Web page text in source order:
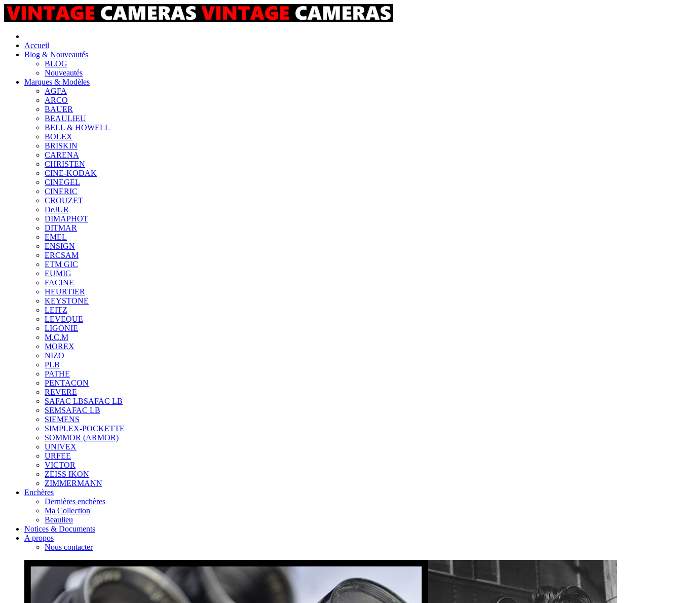
Accueil
Blog & Nouveautés
BLOG
Nouveautés
Marques & Modèles
AGFA
ARCO
BAUER
BEAULIEU
BELL & HOWELL
BOLEX
BRISKIN
CARENA
CHRISTEN
CINE-KODAK
CINEGEL
CINERIC
CROUZET
DeJUR
DIMAPHOT
DITMAR
EMEL
ENSIGN
ERCSAM
ETM GIC
EUMIG
FACINE
HEURTIER
KEYSTONE
LEITZ
LEVEQUE
LIGONIE
M.C.M
MOREX
NIZO
PLB
PATHE
PENTACON
REVERE
SAFAC LBSAFAC LB
SEMSAFAC LB
SIEMENS
SIMPLEX-POCKETTE
SOMMOR (ARMOR)
UNIVEX
URFEE
VICTOR
ZEISS IKON
ZIMMERMANN
Enchères
Dernières enchères
Ma Collection
Beaulieu
Notices & Documents
A propos
Nous contacter